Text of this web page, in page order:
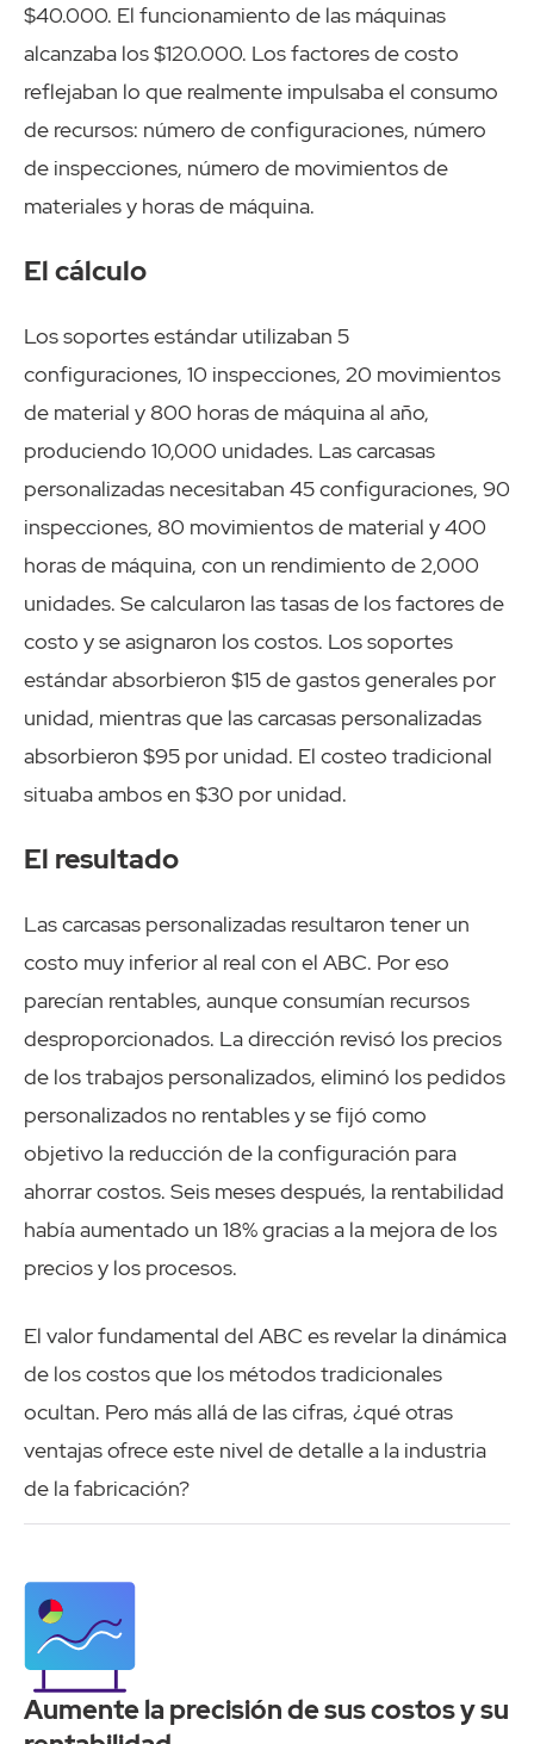
$40.000. El funcionamiento de las máquinas
alcanzaba los $120.000. Los factores de costo
reflejaban lo que realmente impulsaba el consumo
de recursos: número de configuraciones, número
de inspecciones, número de movimientos de
materiales y horas de máquina.
El cálculo
Los soportes estándar utilizaban 5
configuraciones, 10 inspecciones, 20 movimientos
de material y 800 horas de máquina al año,
produciendo 10,000 unidades. Las carcasas
personalizadas necesitaban 45 configuraciones, 90
inspecciones, 80 movimientos de material y 400
horas de máquina, con un rendimiento de 2,000
unidades. Se calcularon las tasas de los factores de
costo y se asignaron los costos. Los soportes
estándar absorbieron $15 de gastos generales por
unidad, mientras que las carcasas personalizadas
absorbieron $95 por unidad. El costeo tradicional
situaba ambos en $30 por unidad.
El resultado
Las carcasas personalizadas resultaron tener un
costo muy inferior al real con el ABC. Por eso
parecían rentables, aunque consumían recursos
desproporcionados. La dirección revisó los precios
de los trabajos personalizados, eliminó los pedidos
personalizados no rentables y se fijó como
objetivo la reducción de la configuración para
ahorrar costos. Seis meses después, la rentabilidad
había aumentado un 18% gracias a la mejora de los
precios y los procesos.
El valor fundamental del ABC es revelar la dinámica
de los costos que los métodos tradicionales
ocultan. Pero más allá de las cifras, ¿qué otras
ventajas ofrece este nivel de detalle a la industria
de la fabricación?
Aumente la precisión de sus costos y su